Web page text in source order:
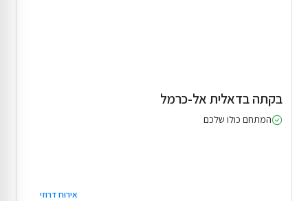
בקתה בדאלית אל-כרמל
המתחם כולו שלכם
אירוח דרוזי